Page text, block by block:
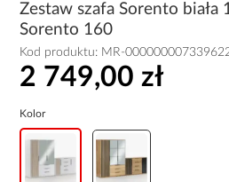
Zestaw szafa Sorento biała
Sorento 160
Kod produktu: MR-
2 749,00 zł
Kolor